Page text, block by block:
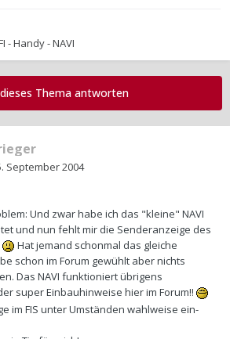
- Handy - NAVI
Thema antworten
September 2004
Und zwar habe ich das "kleine" NAVI
und nun fehlt mir die Senderanzeige des
Hat jemand schonmal das gleiche
schon im Forum gewühlt aber nichts
Das NAVI funktioniert übrigens
super Einbauhinweise hier im Forum!!
im FIS unter Umständen wahlweise ein-